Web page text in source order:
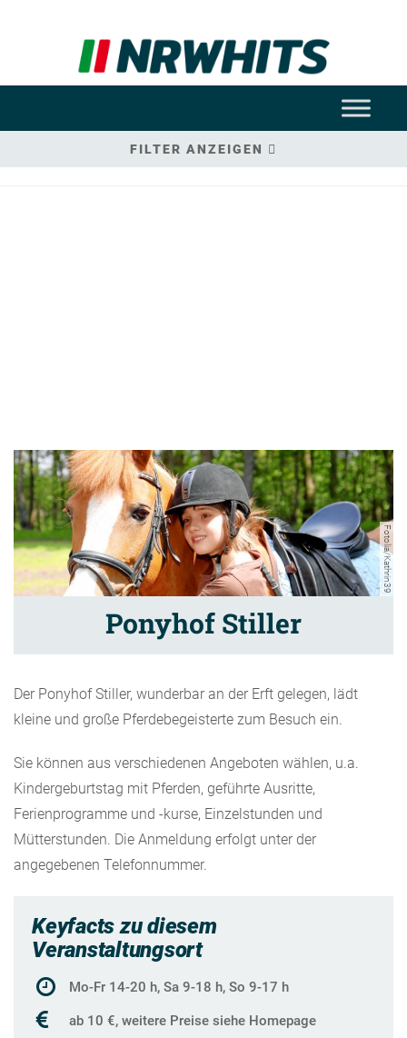
FILTER ANZEIGEN
Fotolia/Kathrin39
Ponyhof Stiller
Der Ponyhof Stiller, wunderbar an der Erft gelegen, lädt
kleine und große Pferdebegeisterte zum Besuch ein.
Sie können aus verschiedenen Angeboten wählen, u.a.
Kindergeburtstag mit Pferden, geführte Ausritte,
Ferienprogramme und -kurse, Einzelstunden und
Mütterstunden. Die Anmeldung erfolgt unter der
angegebenen Telefonnummer.
Keyfacts zu diesem
Veranstaltungsort
Mo-Fr 14-20 h, Sa 9-18 h, So 9-17 h
ab 10 €, weitere Preise siehe Homepage